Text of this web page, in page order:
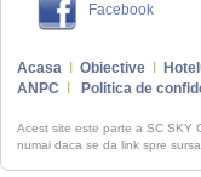
Facebook
Acasa Obiective
ANPC
Politica de
Acest site este parte a SC SKY
numai daca se da link spre